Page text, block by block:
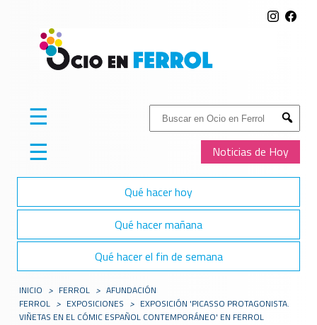
Buscar:
Submit
Noticias de Hoy
☰
☰
Qué hacer hoy
Qué hacer mañana
Qué hacer el fin de semana
INICIO > FERROL > AFUNDACIÓN
FERROL > EXPOSICIONES > EXPOSICIÓN 'PICASSO PROTAGONISTA.
VIÑETAS EN EL CÓMIC ESPAÑOL CONTEMPORÁNEO' EN FERROL